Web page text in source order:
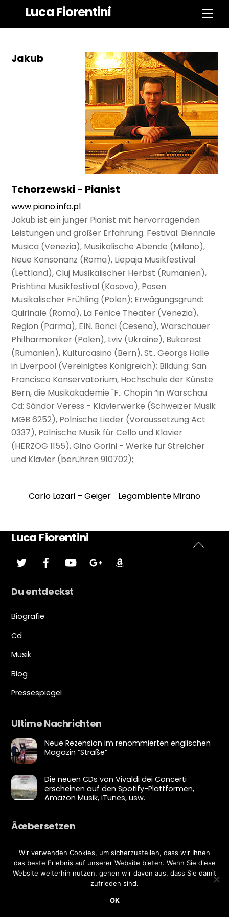
Luca Fiorentini
Jakub
Tchorzewski - Pianist
www.piano.info.pl
Jakub ist ein junger Pianist mit hervorragenden
Leistungen und großer Erfahrung. Festival: Biennale
Musica (Venezia), Musikalische Abende (Milano),
Neue Konsonanz (Roma), Liepaja Musikfestival
(Lettland), Cluj Musikalischer Herbst (Rumänien),
Prishtina Musikfestival (Kosovo), Posen
Musikalischer Frühling (Polen); Erwägungsgrund:
Quirinale (Roma), La Fenice Theater (Venezia),
Region (Parma), EIN. Bonci (Cesena), Warschauer
Philharmoniker (Polen), Lviv (Ukraine), Bukarest
(Rumänien), Kulturcasino (Bern), St.. Georgs Halle
in Liverpool (Vereinigtes Königreich); Bildung: San
Francisco Konservatorium, Hochschule der Künste
Bern, die Musikakademie "F.. Chopin “in Warschau.
Cd: Sándor Veress - Klavierwerke (Schweizer Musik
MGB 6252), Polnische Lieder (Voraussetzung Act
0337), Polnische Musik für Cello und Klavier
(HERZOG 1155), Gino Gorini - Werke für Streicher
und Klavier (berühren 910702);
Carlo Lazari – Geiger Legambiente Mirano
Luca Fiorentini
zwitschernFacebookYoutube Google
plus
Du entdeckst
Biografie
Cd
Musik
Blog
Pressespiegel
Ultime Nachrichten
Neue Rezension im renommierten englischen
Magazin “Straße”
Die neuen CDs von Vivaldi dei Concerti
erscheinen auf den Spotify-Plattformen,
Amazon Musik, iTunes, usw.
Ãœbersetzen
Bearbeiten Ãœbersetzung
Copyright © Luca Fiorentini 2020 - Alle Rechte vorbehalten
Wir verwenden Cookies, um sicherzustellen, dass wir Ihnen
das beste Erlebnis auf unserer Website bieten. Wenn Sie diese
Website weiterhin nutzen, gehen wir davon aus, dass Sie damit
zufrieden sind.
OK